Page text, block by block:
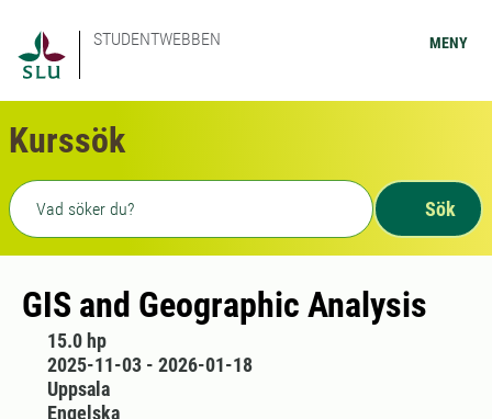
STUDENTWEBBEN MENY
Kurssök
Fritext sökning
Sök
GIS and Geographic Analysis
15.0 hp
2025-11-03 - 2026-01-18
Uppsala
Engelska